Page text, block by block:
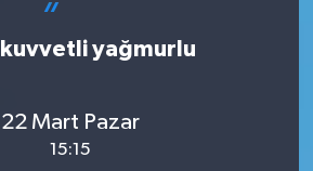
yağmurlu
22 Mart Pazar
15:15